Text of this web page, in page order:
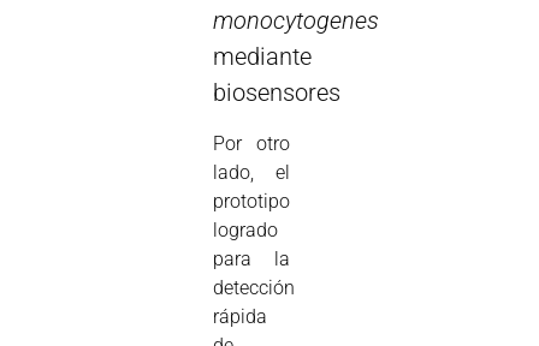
monocytogenes
mediante
biosensores
Por otro
lado, el
prototipo
logrado
para la
detección
rápida